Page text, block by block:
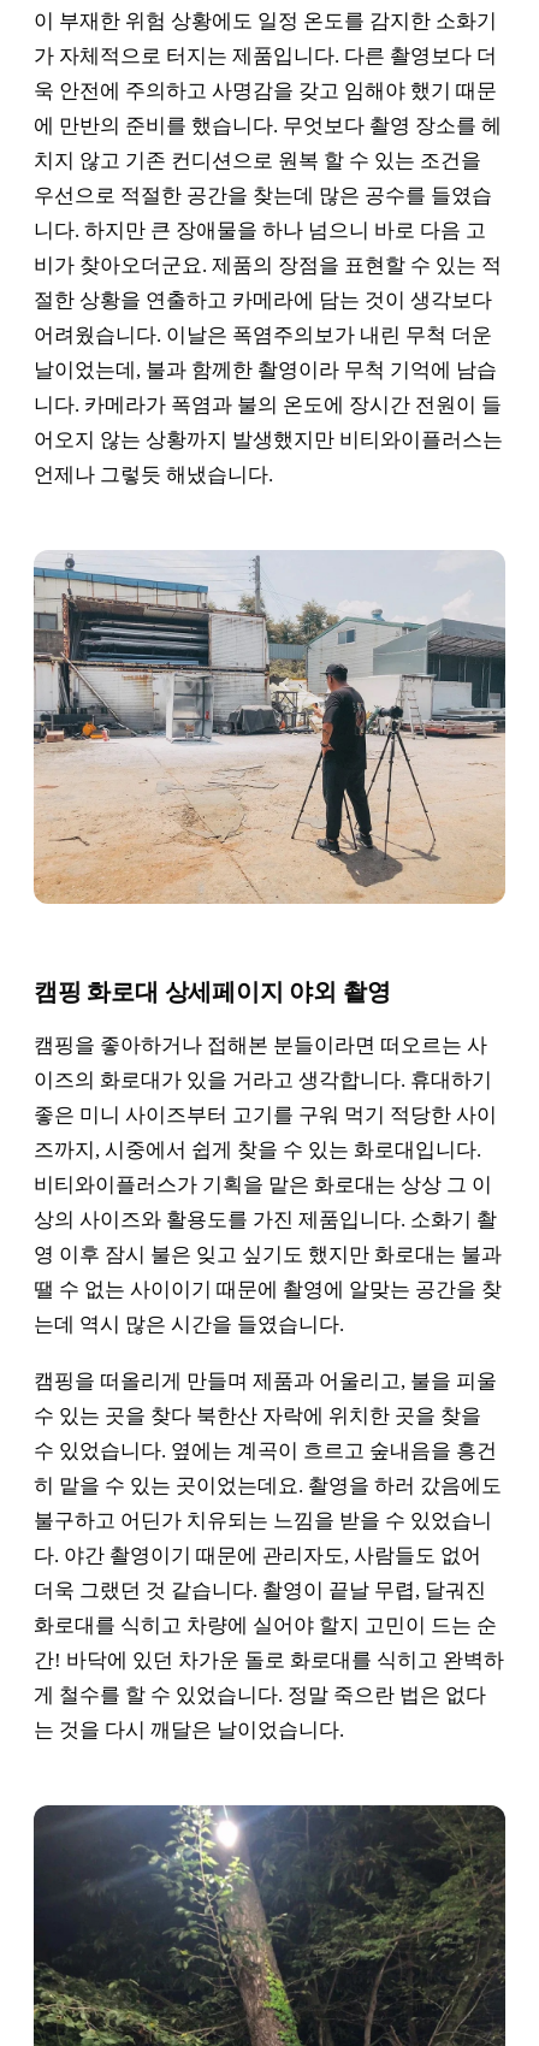
이 부재한 위험 상황에도 일정 온도를 감지한 소화기
가 자체적으로 터지는 제품입니다. 다른 촬영보다 더
욱 안전에 주의하고 사명감을 갖고 임해야 했기 때문
에 만반의 준비를 했습니다. 무엇보다 촬영 장소를 헤
치지 않고 기존 컨디션으로 원복 할 수 있는 조건을
우선으로 적절한 공간을 찾는데 많은 공수를 들였습
니다. 하지만 큰 장애물을 하나 넘으니 바로 다음 고
비가 찾아오더군요. 제품의 장점을 표현할 수 있는 적
절한 상황을 연출하고 카메라에 담는 것이 생각보다
어려웠습니다. 이날은 폭염주의보가 내린 무척 더운
날이었는데, 불과 함께한 촬영이라 무척 기억에 남습
니다. 카메라가 폭염과 불의 온도에 장시간 전원이 들
어오지 않는 상황까지 발생했지만 비티와이플러스는
언제나 그렇듯 해냈습니다.
캠핑 화로대 상세페이지 야외 촬영
캠핑을 좋아하거나 접해본 분들이라면 떠오르는 사
이즈의 화로대가 있을 거라고 생각합니다. 휴대하기
좋은 미니 사이즈부터 고기를 구워 먹기 적당한 사이
즈까지, 시중에서 쉽게 찾을 수 있는 화로대입니다.
비티와이플러스가 기획을 맡은 화로대는 상상 그 이
상의 사이즈와 활용도를 가진 제품입니다. 소화기 촬
영 이후 잠시 불은 잊고 싶기도 했지만 화로대는 불과
땔 수 없는 사이이기 때문에 촬영에 알맞는 공간을 찾
는데 역시 많은 시간을 들였습니다.
캠핑을 떠올리게 만들며 제품과 어울리고, 불을 피울
수 있는 곳을 찾다 북한산 자락에 위치한 곳을 찾을
수 있었습니다. 옆에는 계곡이 흐르고 숲내음을 흥건
히 맡을 수 있는 곳이었는데요. 촬영을 하러 갔음에도
불구하고 어딘가 치유되는 느낌을 받을 수 있었습니
다. 야간 촬영이기 때문에 관리자도, 사람들도 없어
더욱 그랬던 것 같습니다. 촬영이 끝날 무렵, 달궈진
화로대를 식히고 차량에 실어야 할지 고민이 드는 순
간! 바닥에 있던 차가운 돌로 화로대를 식히고 완벽하
게 철수를 할 수 있었습니다. 정말 죽으란 법은 없다
는 것을 다시 깨달은 날이었습니다.